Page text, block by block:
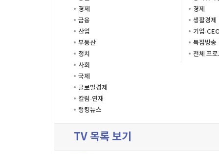
경제
금융
산업
부동산
정치
사회
국제
글로벌경제
칼럼·연재
랭킹뉴스
경제
생활경제
기업
특집방송
전체 프
TV 목록 보기